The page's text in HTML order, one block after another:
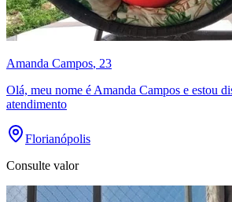
Amanda Campos, 23
Olá, meu nome é Amanda Campos e estou
atendimento
Florianópolis
Consulte valor